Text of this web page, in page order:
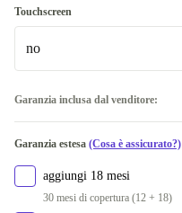
IT (italiano)
NL (olandese)
PL (polacco)
BE (belga)
Windows 11 Professional
Disponibile in altre combinazioni
Windows 11 Home
Touchscreen
no
Disponibile in altre combinazioni
Garanzia inclusa dal venditore:
Garanzia estesa (Cosa è assicurato?)
aggiungi 18 mesi
30 mesi di copertura (12 + 18)